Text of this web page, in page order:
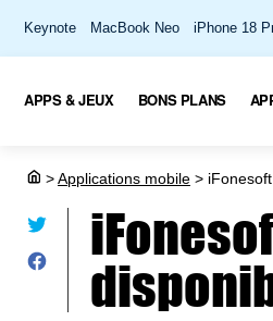
Keynote MacBook Neo iPhone 18
APPS & JEUX BONS PLANS
>Applications mobile >